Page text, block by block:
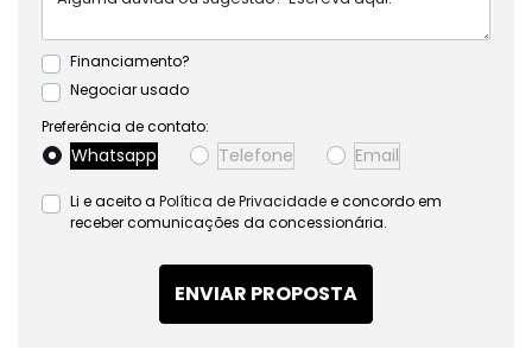
Financiamento?
Negociar usado
Preferência de contato:
Whatsapp Telefone Email
Li e aceito a Política de Privacidadee concordo em
receber comunicações da concessionária.
ENVIAR PROPOSTA